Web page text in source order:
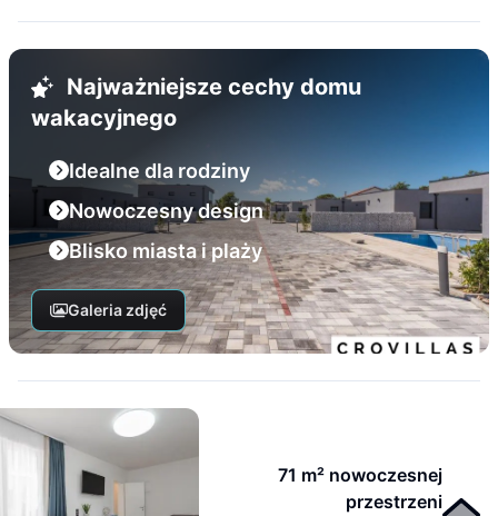
Najważniejsze cechy domu
wakacyjnego
Idealne dla rodziny
Nowoczesny design
Blisko miasta i plaży
Galeria zdjęć
71 m² nowoczesnej
przestrzeni